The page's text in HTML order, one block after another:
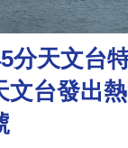
分天文台
文台發出